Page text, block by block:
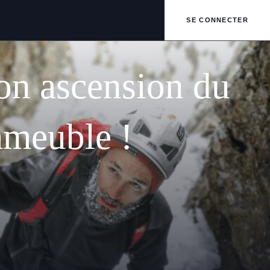
SE CONNECTER
ascension du
!